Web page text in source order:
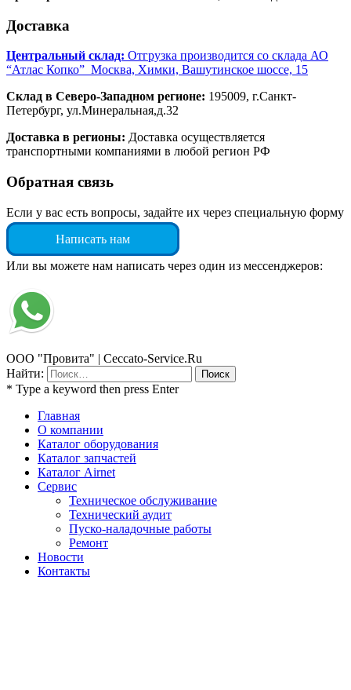
Доставка
Центральный склад: Отгрузка производится со склада АО
“Атлас Копко” Москва, Химки, Вашутинское шоссе, 15
Склад в Северо-Западном регионе: 195009, г.Санкт-
Петербург, ул.Минеральная,д.32
Доставка в регионы: Доставка осуществляется
транспортными компаниями в любой регион РФ
Обратная связь
Если у вас есть вопросы, задайте их через специальную форму
Написать нам
Или вы можете нам написать через один из мессенджеров:
ООО "Провита" | Ceccato-Service.Ru
Найти:
* Type a keyword then press Enter
Главная
О компании
Каталог оборудования
Каталог запчастей
Каталог Airnet
Сервис
Техническое обслуживание
Технический аудит
Пуско-наладочные работы
Ремонт
Новости
Контакты